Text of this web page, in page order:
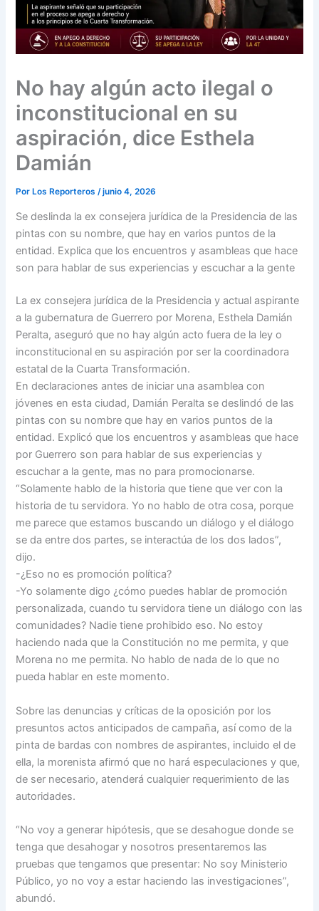
No hay algún acto ilegal o
inconstitucional en su
aspiración, dice Esthela
Damián
PorLos Reporteros /junio 4, 2026
Se deslinda la ex consejera jurídica de la Presidencia de las
pintas con su nombre, que hay en varios puntos de la
entidad. Explica que los encuentros y asambleas que hace
son para hablar de sus experiencias y escuchar a la gente
La ex consejera jurídica de la Presidencia y actual aspirante
a la gubernatura de Guerrero por Morena, Esthela Damián
Peralta, aseguró que no hay algún acto fuera de la ley o
inconstitucional en su aspiración por ser la coordinadora
estatal de la Cuarta Transformación.
En declaraciones antes de iniciar una asamblea con
jóvenes en esta ciudad, Damián Peralta se deslindó de las
pintas con su nombre que hay en varios puntos de la
entidad. Explicó que los encuentros y asambleas que hace
por Guerrero son para hablar de sus experiencias y
escuchar a la gente, mas no para promocionarse.
“Solamente hablo de la historia que tiene que ver con la
historia de tu servidora. Yo no hablo de otra cosa, porque
me parece que estamos buscando un diálogo y el diálogo
se da entre dos partes, se interactúa de los dos lados”,
dijo.
-¿Eso no es promoción política?
-Yo solamente digo ¿cómo puedes hablar de promoción
personalizada, cuando tu servidora tiene un diálogo con las
comunidades? Nadie tiene prohibido eso. No estoy
haciendo nada que la Constitución no me permita, y que
Morena no me permita. No hablo de nada de lo que no
pueda hablar en este momento.
Sobre las denuncias y críticas de la oposición por los
presuntos actos anticipados de campaña, así como de la
pinta de bardas con nombres de aspirantes, incluido el de
ella, la morenista afirmó que no hará especulaciones y que,
de ser necesario, atenderá cualquier requerimiento de las
autoridades.
“No voy a generar hipótesis, que se desahogue donde se
tenga que desahogar y nosotros presentaremos las
pruebas que tengamos que presentar: No soy Ministerio
Público, yo no voy a estar haciendo las investigaciones”,
abundó.